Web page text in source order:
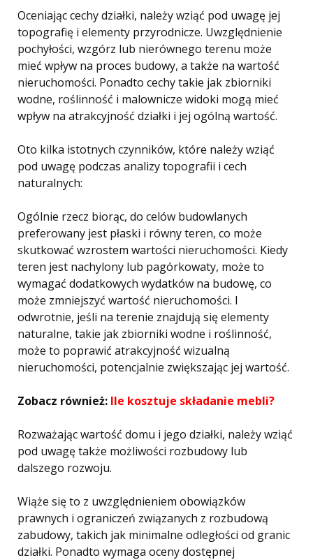
Oceniając cechy działki, należy wziąć pod uwagę jej
topografię i elementy przyrodnicze. Uwzględnienie
pochyłości, wzgórz lub nierównego terenu może
mieć wpływ na proces budowy, a także na wartość
nieruchomości. Ponadto cechy takie jak zbiorniki
wodne, roślinność i malownicze widoki mogą mieć
wpływ na atrakcyjność działki i jej ogólną wartość.
Oto kilka istotnych czynników, które należy wziąć
pod uwagę podczas analizy topografii i cech
naturalnych:
Ogólnie rzecz biorąc, do celów budowlanych
preferowany jest płaski i równy teren, co może
skutkować wzrostem wartości nieruchomości. Kiedy
teren jest nachylony lub pagórkowaty, może to
wymagać dodatkowych wydatków na budowę, co
może zmniejszyć wartość nieruchomości. I
odwrotnie, jeśli na terenie znajdują się elementy
naturalne, takie jak zbiorniki wodne i roślinność,
może to poprawić atrakcyjność wizualną
nieruchomości, potencjalnie zwiększając jej wartość.
Zobacz również: Ile kosztuje składanie mebli?
Rozważając wartość domu i jego działki, należy wziąć
pod uwagę także możliwości rozbudowy lub
dalszego rozwoju.
Wiąże się to z uwzględnieniem obowiązków
prawnych i ograniczeń związanych z rozbudową
zabudowy, takich jak minimalne odległości od granic
działki. Ponadto wymaga oceny dostępnej